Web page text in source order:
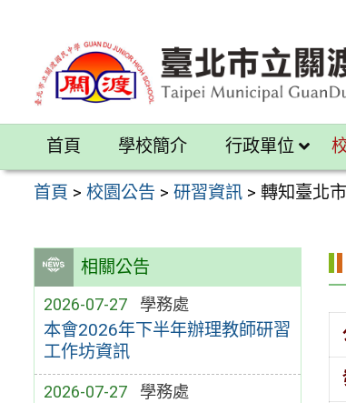
內
區
首頁 學校簡介 行政單位
首頁 >校園公告 >研習資訊 >轉知臺北
相關公告
2026-07-27 學務處
本會2026年下半年辦理教師研習
工作坊資訊
2026-07-27 學務處